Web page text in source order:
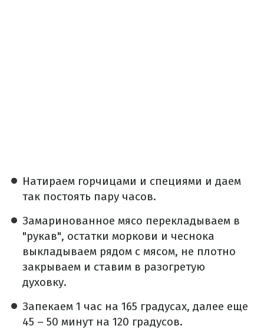
Натираем горчицами и специями и даем
так постоять пару часов.
Замаринованное мясо перекладываем в
"рукав", остатки моркови и чеснока
выкладываем рядом с мясом, не плотно
закрываем и ставим в разогретую
духовку.
Запекаем 1 час на 165 градусах, далее еще
45 – 50 минут на 120 градусов.